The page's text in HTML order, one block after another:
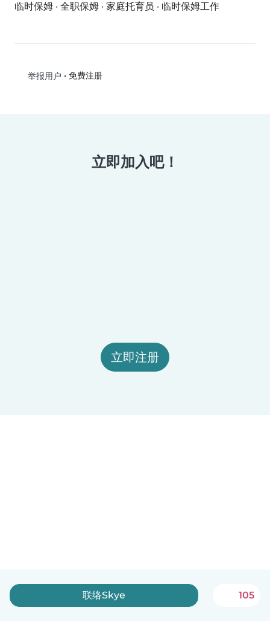
临时保姆 · 全职保姆 · 家庭托育员 · 临时保姆工作
举报用户 • 免费注册
立即加入吧！
立即注册
联络Skye 105